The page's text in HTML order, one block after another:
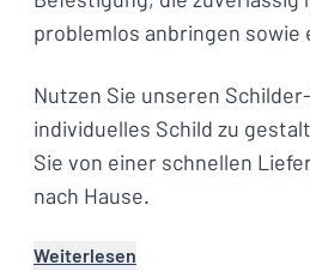
problemlos anbringen sowie
Nutzen Sie unseren
individuelles Schild zu
Sie von einer schnellen
nach Hause.
Weiterlesen